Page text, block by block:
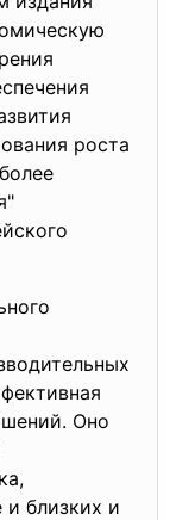
роста
Оно
и близких и